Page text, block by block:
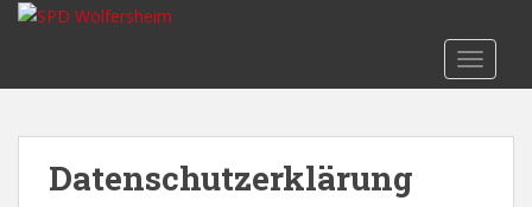
p
Datenschutzerklärung